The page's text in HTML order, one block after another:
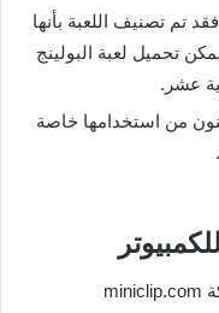
تم تصنيف اللعبة بأنها
تحميل لعبة البولينج
عشر.
من استخدامها خاصة
هذه اللعبة قد تم تصميمها عن طريق شركة miniclip.com